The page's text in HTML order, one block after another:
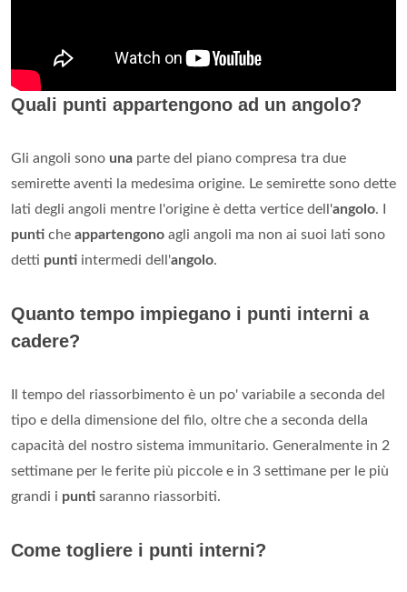
Quali punti appartengono ad un angolo?
Gli angoli sono una parte del piano compresa tra due
semirette aventi la medesima origine. Le semirette sono dette
lati degli angoli mentre l'origine è detta vertice dell'angolo. I
punti che appartengono agli angoli ma non ai suoi lati sono
detti punti intermedi dell'angolo.
Quanto tempo impiegano i punti interni a
cadere?
Il tempo del riassorbimento è un po' variabile a seconda del
tipo e della dimensione del filo, oltre che a seconda della
capacità del nostro sistema immunitario. Generalmente in 2
settimane per le ferite più piccole e in 3 settimane per le più
grandi i punti saranno riassorbiti.
Come togliere i punti interni?